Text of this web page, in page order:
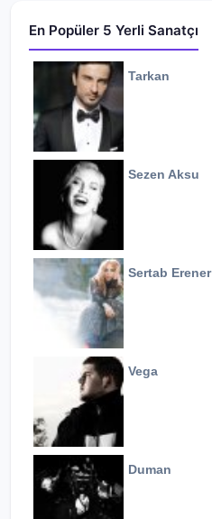
En Popüler 5 Yerli Sanatçı
Tarkan
Sezen Aksu
Sertab Erener
Vega
Duman